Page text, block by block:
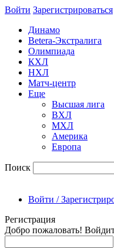
Войти Зарегиcтрироваться
Динамо
Betera-Экстралига
Олимпиада
КХЛ
НХЛ
Матч-центр
Еще
Высшая лига
ВХЛ
МХЛ
Америка
Европа
Поиск
Войти /
Регистрация
Добро пожаловать!